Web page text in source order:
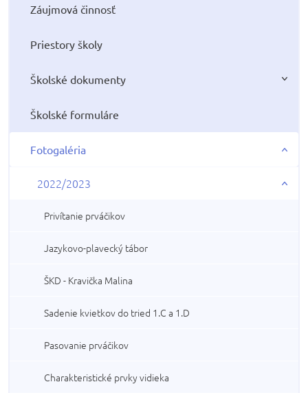
Záujmová činnosť
Priestory školy
Školské dokumenty
Školské formuláre
Fotogaléria
2022/2023
Privítanie prváčikov
Jazykovo-plavecký tábor
ŠKD - Kravička Malina
Sadenie kvietkov do tried 1.C a 1.D
Pasovanie prváčikov
Charakteristické prvky vidieka